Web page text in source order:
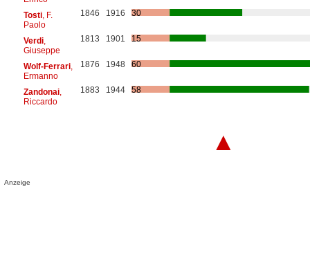
Tosti, F.
Paolo
1846 1916 30
Verdi,
Giuseppe
1813 1901 15
Wolf-Ferrari,
Ermanno
1876 1948 60
Zandonai,
Riccardo
1883 1944 58
▲
Anzeige